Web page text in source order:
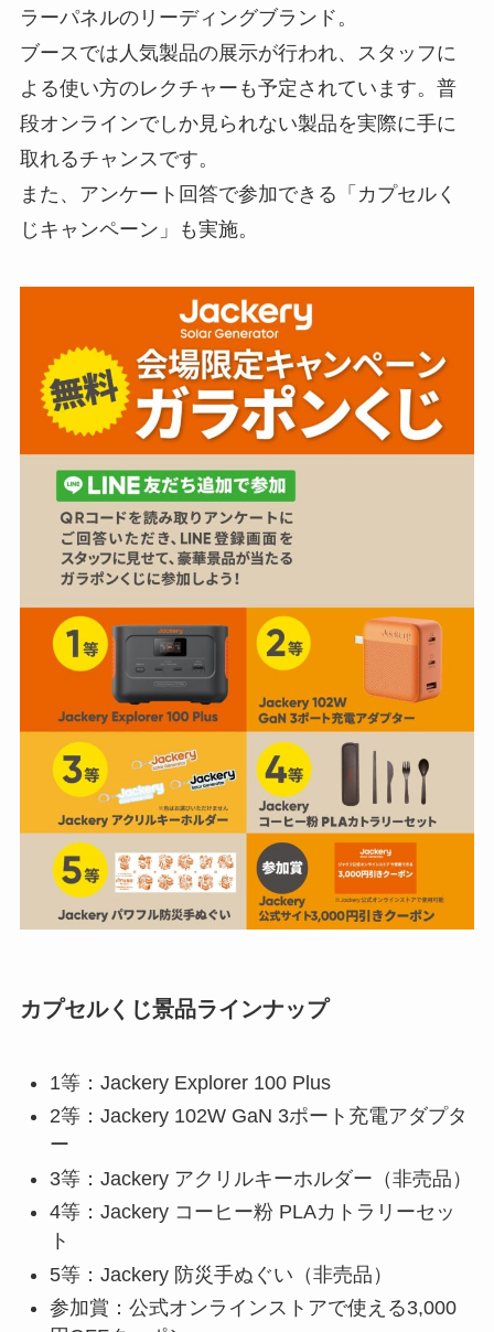
ラーパネルのリーディングブランド。
ブースでは人気製品の展示が行われ、スタッフに
よる使い方のレクチャーも予定されています。普
段オンラインでしか見られない製品を実際に手に
取れるチャンスです。
また、アンケート回答で参加できる「カプセルく
じキャンペーン」も実施。
カプセルくじ景品ラインナップ
1等：Jackery Explorer 100 Plus
2等：Jackery 102W GaN 3ポート充電アダプタ
ー
3等：Jackery アクリルキーホルダー（非売品）
4等：Jackery コーヒー粉 PLAカトラリーセッ
ト
5等：Jackery 防災手ぬぐい（非売品）
参加賞：公式オンラインストアで使える3,000